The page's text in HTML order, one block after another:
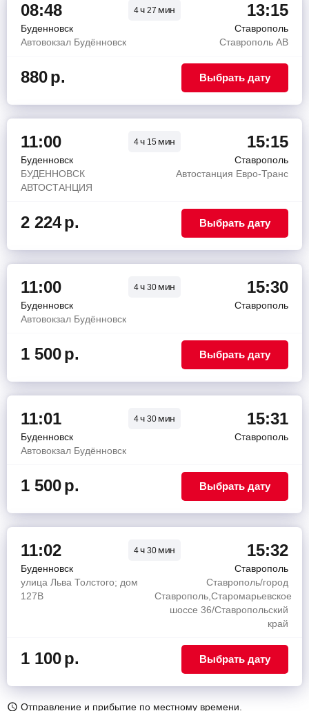
08:48 4ч 27 мин 13:15
Буденновск
Ставрополь
Автовокзал Будённовск
Ставрополь АВ
880р. Выбрать дату
11:00 4ч 15 мин 15:15
Буденновск
Ставрополь
БУДЕННОВСК
АВТОСТАНЦИЯ
Автостанция Евро-Транс
2 224р. Выбрать дату
11:00 4ч 30 мин 15:30
Буденновск
Ставрополь
Автовокзал Будённовск
1 500р. Выбрать дату
11:01 4ч 30 мин 15:31
Буденновск
Ставрополь
Автовокзал Будённовск
1 500р. Выбрать дату
11:02 4ч 30 мин 15:32
Буденновск
Ставрополь
улица Льва Толстого; дом
127В
Ставрополь/город
Ставрополь,Старомарьевское
шоссе 36/Ставропольский
край
1 100р. Выбрать дату
Отправление и прибытие по местному времени.